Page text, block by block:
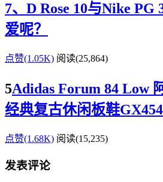
7、D Rose 10与Nike PG
爱呢？
点赞(1.05K) 阅读(25,864)
5Adidas Forum 84 Low
经典复古休闲板鞋
点赞(1.68K) 阅读(15,235)
发表评论